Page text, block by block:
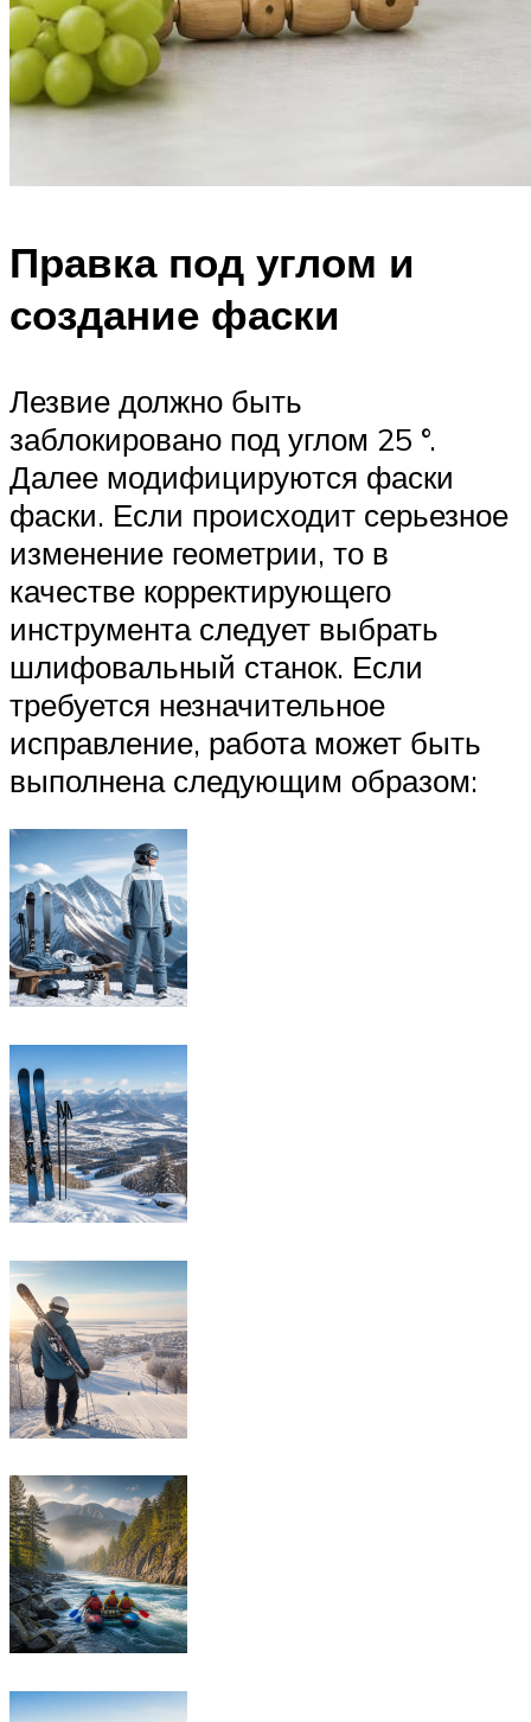
Правка под углом и
создание фаски
Лезвие должно быть
заблокировано под углом 25 °.
Далее модифицируются фаски
фаски. Если происходит серьезное
изменение геометрии, то в
качестве корректирующего
инструмента следует выбрать
шлифовальный станок. Если
требуется незначительное
исправление, работа может быть
выполнена следующим образом: